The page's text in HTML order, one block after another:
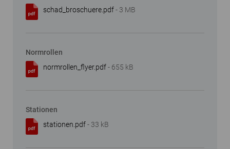
schad_broschuere.pdf- 3 MB
Normrollen
normrollen_flyer.pdf- 655 kB
Stationen
stationen.pdf- 33 kB